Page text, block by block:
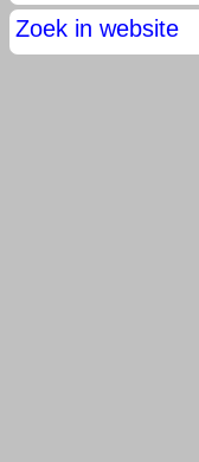
Zoek in website